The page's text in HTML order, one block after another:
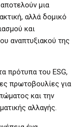
μια
αλλά δομικό
και
αναπτυξιακού της
πρότυπα του ESG,
πρωτοβουλίες για
και την
αλλαγής.